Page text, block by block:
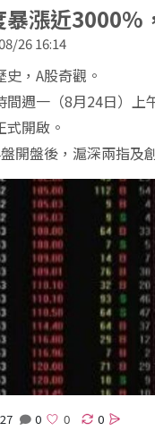
暴漲近3000%
26 16:14
史，A股奇觀。
間週一（8月24日）上
式開啟。
開盤後，滬深兩指及
0 0